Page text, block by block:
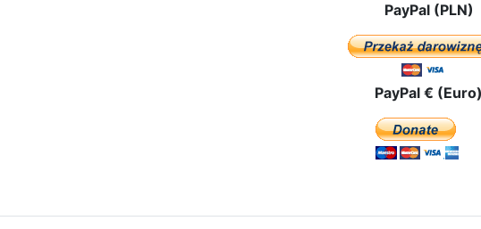
PayPal (PLN)
PayPal €